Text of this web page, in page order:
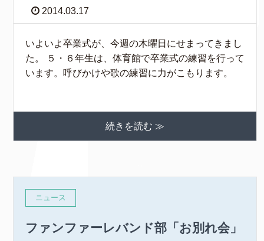
2014.03.17
いよいよ卒業式が、今週の木曜日にせまってきまし
た。 ５・６年生は、体育館で卒業式の練習を行って
います。呼びかけや歌の練習に力がこもります。
続きを読む ≫
ニュース
ファンファーレバンド部「お別れ会」